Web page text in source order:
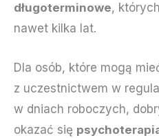
długoterminowe,
nawet kilka lat.
Dla osób, które mogą
z uczestnictwem w
w dniach roboczych,
okazać się